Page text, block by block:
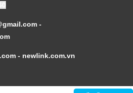
-
- newlink.com.vn